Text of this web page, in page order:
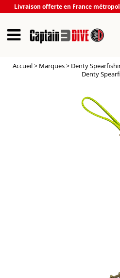
Livraison offerte en France
Accueil > Marques > Denty
Denty